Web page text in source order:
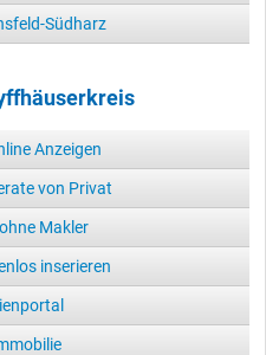
Südharz
Anzeigen
von Privat
Makler
inserieren